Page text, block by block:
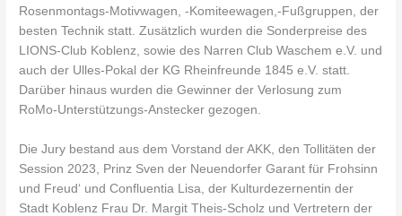
Rosenmontags-Motivwagen, -Komiteewagen,-Fußgruppen, der
besten Technik statt. Zusätzlich wurden die Sonderpreise des
LIONS-Club Koblenz, sowie des Narren Club Waschem e.V. und
auch der Ulles-Pokal der KG Rheinfreunde 1845 e.V. statt.
Darüber hinaus wurden die Gewinner der Verlosung zum
RoMo-Unterstützungs-Anstecker gezogen.
Die Jury bestand aus dem Vorstand der AKK, den Tollitäten der
Session 2023, Prinz Sven der NeuendorferGarant für Frohsinn
und Freud‘ und Confluentia Lisa, der Kulturdezernentin der
Stadt Koblenz Frau Dr. Margit Theis-Scholz und Vertretern der